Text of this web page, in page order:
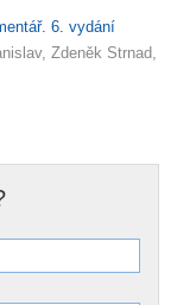
6. vydání
Zdeněk Strnad,